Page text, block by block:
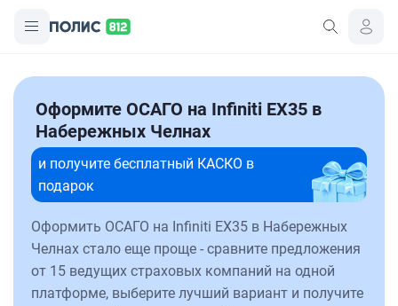
Оформите ОСАГО на Infiniti EX35 в
Набережных Челнах
и получите бесплатный КАСКО в
подарок
Оформить ОСАГО на Infiniti EX35 в Набережных
Челнах стало еще проще - сравните предложения
от 15 ведущих страховых компаний на одной
платформе, выберите лучший вариант и получите